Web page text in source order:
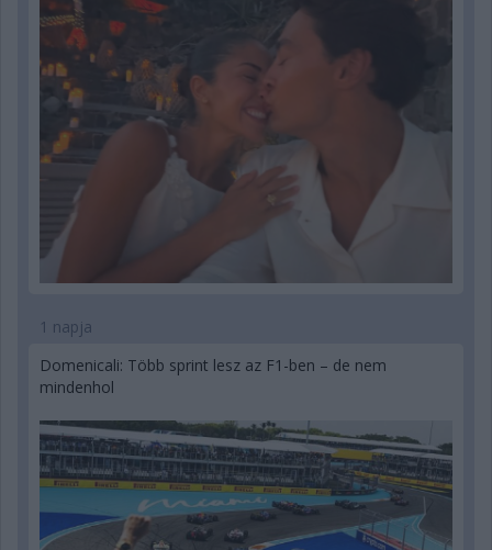
1 napja
Domenicali: Több sprint lesz az F1-ben – de nem
mindenhol